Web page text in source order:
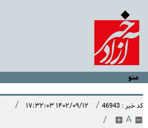
منو
کد خبر : 46943 / ۱۴۰۲/۰۹/۱۲ ۱۷:۳۲:۰۳ /
A
/